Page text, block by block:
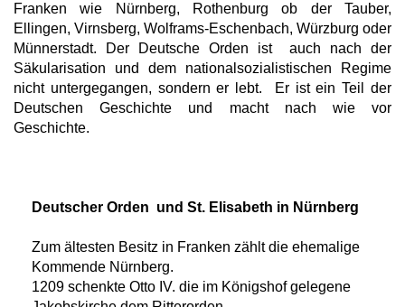
Franken wie Nürnberg, Rothenburg ob der Tauber,
Ellingen, Virnsberg, Wolframs-Eschenbach, Würzburg oder
Münnerstadt. Der Deutsche Orden ist auch nach der
Säkularisation und dem nationalsozialistischen Regime
nicht untergegangen, sondern er lebt. Er ist ein Teil der
Deutschen Geschichte und macht nach wie vor
Geschichte.
Deutscher Orden und St. Elisabeth in Nürnberg
Zum ältesten Besitz in Franken zählt die ehemalige
Kommende Nürnberg.
1209 schenkte Otto IV. die im Königshof gelegene